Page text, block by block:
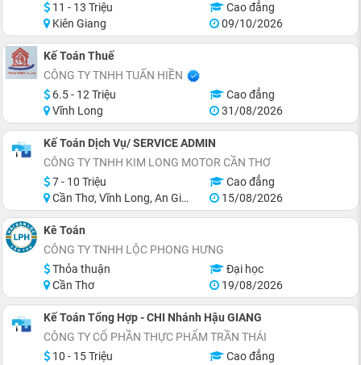
11 - 13 Triệu
Cao đẳng
Kiên Giang
09/10/2026
Kế Toán Thuế
CÔNG TY TNHH TUẤN HIỀN
6.5 - 12 Triệu
Cao đẳng
Vĩnh Long
31/08/2026
Kế Toán Dịch Vụ/ SERVICE ADMIN
CÔNG TY TNHH KIM LONG MOTOR CẦN THƠ
7 - 10 Triệu
Cao đẳng
Cần Thơ, Vĩnh Long, An Giang, Hậu Giang
15/08/2026
Kê Toán
CÔNG TY TNHH LỘC PHONG HƯNG
Thỏa thuận
Đại học
Cần Thơ
19/08/2026
Kế Toán Tổng Hợp - CHI Nhánh Hậu GIANG
CÔNG TY CỔ PHẦN THỰC PHẨM TRẦN THÁI
10 - 15 Triệu
Cao đẳng